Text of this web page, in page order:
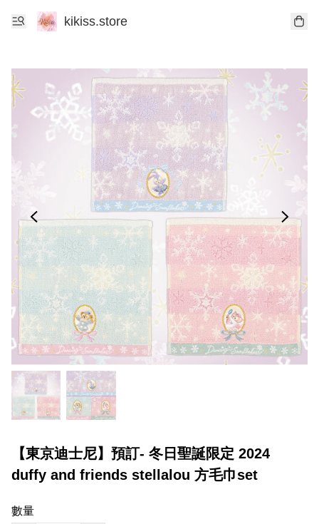
kikiss.store
【東京迪士尼】預訂- 冬日聖誕限定 2024
duffy and friends stellalou 方毛巾set
數量